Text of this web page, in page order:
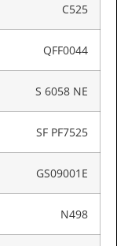
C525
QFF0044
S 6058 NE
SF PF7525
GS09001E
N498